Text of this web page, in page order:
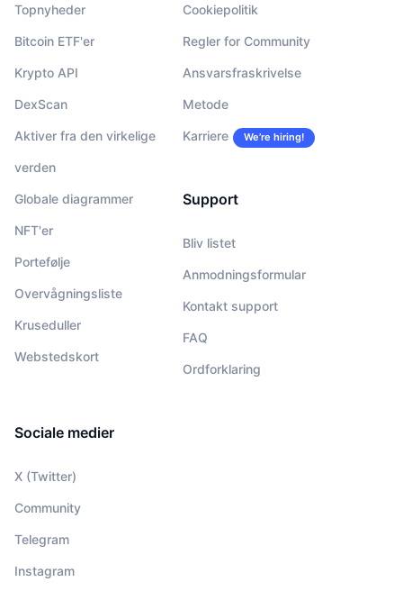
Topnyheder
Bitcoin ETF'er
Krypto API
DexScan
Aktiver fra den virkelige
verden
Globale diagrammer
NFT'er
Portefølje
Overvågningsliste
Kruseduller
Webstedskort
Cookiepolitik
Regler for Community
Ansvarsfraskrivelse
Metode
Karriere We’re hiring!
Support
Bliv listet
Anmodningsformular
Kontakt support
FAQ
Ordforklaring
Sociale medier
X (Twitter)
Community
Telegram
Instagram